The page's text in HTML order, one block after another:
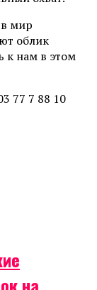
мир
облик
к нам в этом
77 7 88 10